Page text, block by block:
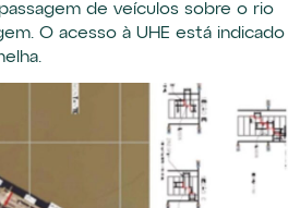
de veículos sobre o rio
O acesso à UHE está indicado